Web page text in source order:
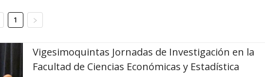
1
Vigesimoquintas Jornadas de Investigación en la
Facultad de Ciencias Económicas y Estadística